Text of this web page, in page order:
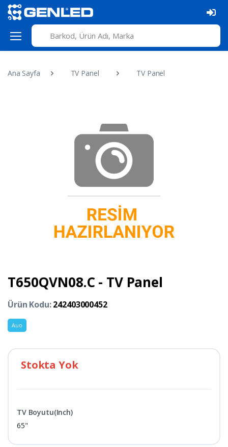
Ana Sayfa TV Panel TV Panel
T650QVN08.C - TV Panel
Ürün Kodu:242403000452
Auo
Stokta Yok
TV Boyutu(Inch)
65"